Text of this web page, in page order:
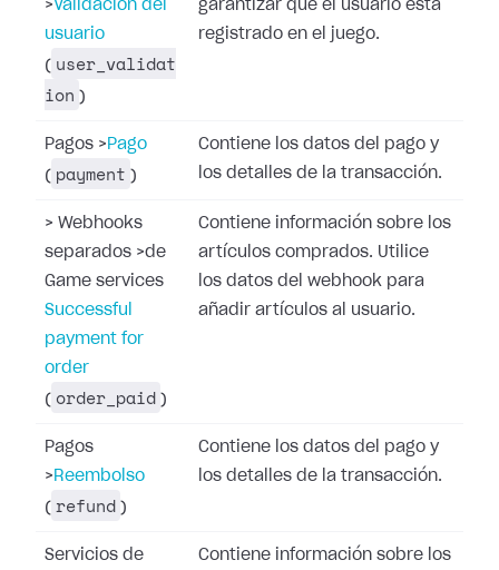
>Validación del
usuario
( user_validat
ion )
garantizar que el usuario está
registrado en el juego.
Pagos > Pago
( payment )
Contiene los datos del pago y
los detalles de la transacción.
> Webhooks
separados >de
Game services
Successful
payment for
order
( order_paid )
Contiene información sobre los
artículos comprados. Utilice
los datos del webhook para
añadir artículos al usuario.
Pagos
> Reembolso
( refund )
Contiene los datos del pago y
los detalles de la transacción.
Servicios de
Contiene información sobre los